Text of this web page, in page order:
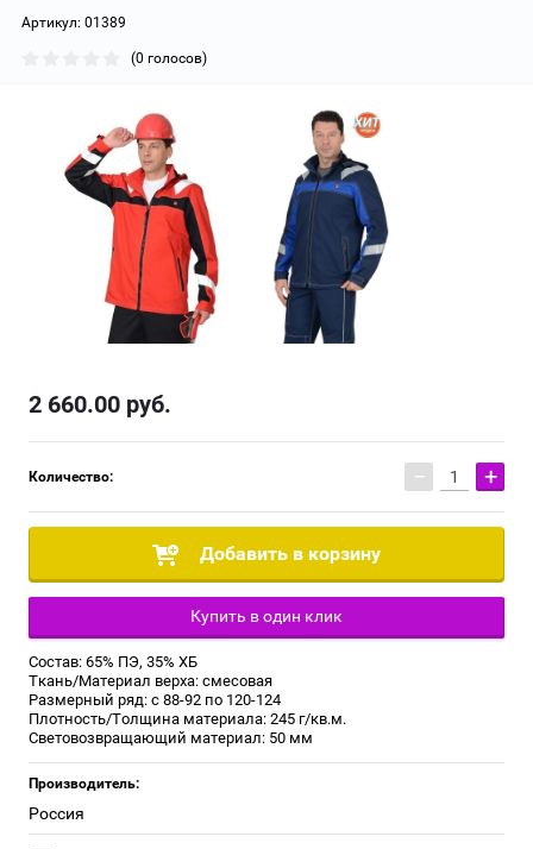
Артикул: 01389
(0 голосов)
2 660.00 руб.
Количество: − +
Добавить в корзину
Купить в один клик
Состав: 65% ПЭ, 35% ХБ
Ткань/Материал верха: смесовая
Размерный ряд: с 88-92 по 120-124
Плотность/Толщина материала: 245 г/кв.м.
Световозвращающий материал: 50 мм
Производитель:
Россия